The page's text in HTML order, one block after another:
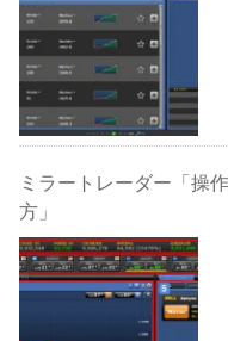
ミラートレーダー「操
方」